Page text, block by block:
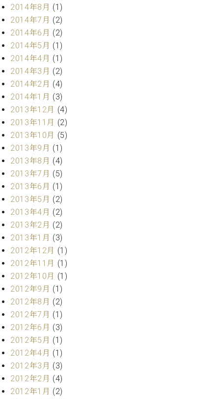
2014年8月 (1)
2014年7月 (2)
2014年6月 (2)
2014年5月 (1)
2014年4月 (1)
2014年3月 (2)
2014年2月 (4)
2014年1月 (3)
2013年12月 (4)
2013年11月 (2)
2013年10月 (5)
2013年9月 (1)
2013年8月 (4)
2013年7月 (5)
2013年6月 (1)
2013年5月 (2)
2013年4月 (2)
2013年2月 (2)
2013年1月 (3)
2012年12月 (1)
2012年11月 (1)
2012年10月 (1)
2012年9月 (1)
2012年8月 (2)
2012年7月 (1)
2012年6月 (3)
2012年5月 (1)
2012年4月 (1)
2012年3月 (3)
2012年2月 (4)
2012年1月 (2)